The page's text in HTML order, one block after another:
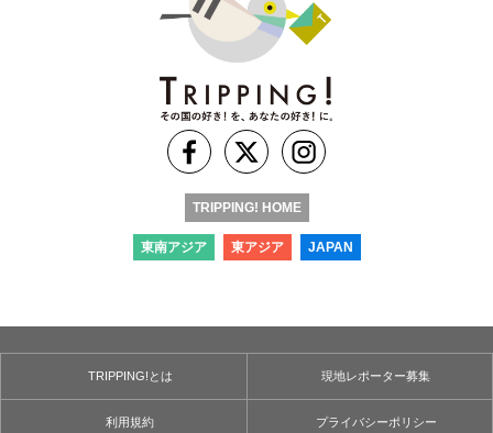
TRIPPING! HOME
東南アジア 東アジア JAPAN
TRIPPING!とは 現地レポーター募集
利用規約 プライバシーポリシー